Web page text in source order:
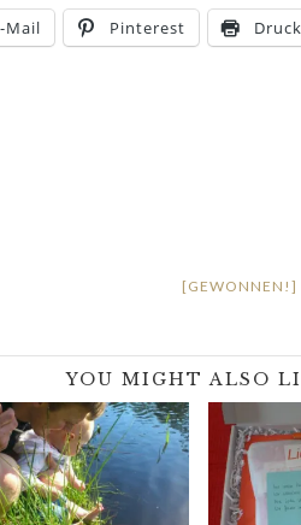
Mail Pinterest
[GEWONNEN!]
YOU MIGHT ALSO